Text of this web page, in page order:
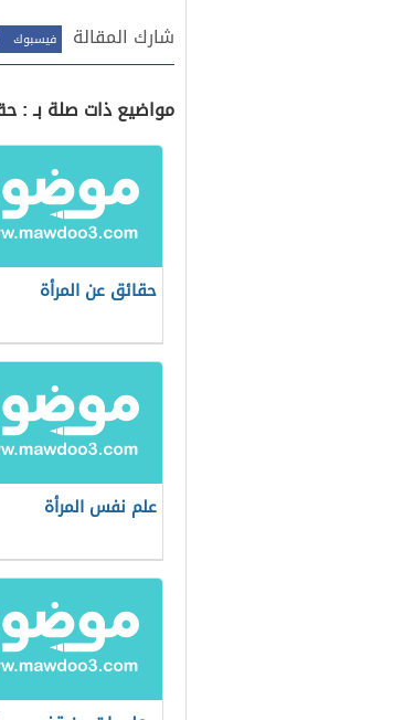
شارك المقالة فيسبوك
مواضيع ذات صلة بـ :
حقائق عن المرأة
علم نفس المرأة